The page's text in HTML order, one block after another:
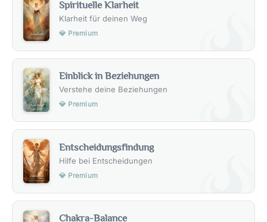
Spirituelle Klarheit
Klarheit für deinen Weg
💎 Premium
Einblick in Beziehungen
Verstehe deine Beziehungen
💎 Premium
Entscheidungsfindung
Hilfe bei Entscheidungen
💎 Premium
Chakra-Balance